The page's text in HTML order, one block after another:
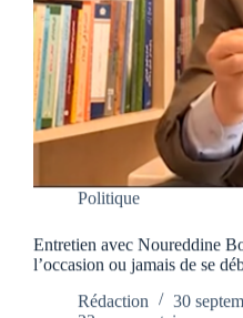
Politique
Entretien avec Noureddine
l’occasion ou jamais de se
Rédaction
30